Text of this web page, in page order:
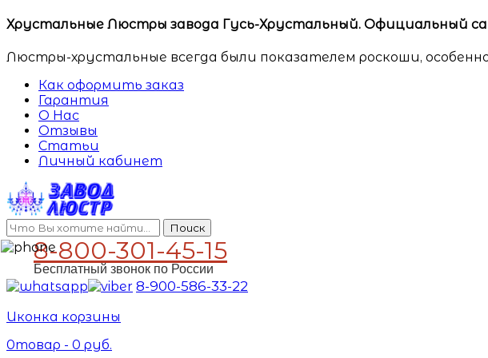
Хрустальные Люстры завода Гусь-Хрустальный. Официальный
Люстры-хрустальные всегда были показателем роскоши,
Как оформить заказ
Гарантия
О Нас
Отзывы
Статьи
Личный кабинет
Поиск
8-800-301-45-15
Бесплатный звонок по России
8-900-586-33-22
Иконка корзины
0товар - 0 руб.